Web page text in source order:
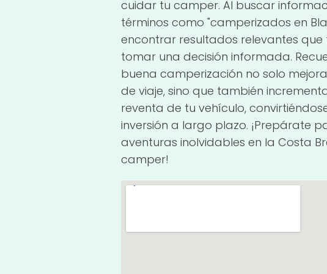
cuidar tu camper. Al buscar
términos como "camperizados en
encontrar resultados relevantes que
tomar una decisión informada.
buena camperización no solo
de viaje, sino que también
reventa de tu vehículo,
inversión a largo plazo. ¡Prepárate
aventuras inolvidables en la Costa
camper!